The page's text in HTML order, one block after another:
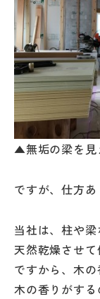
▲無垢の梁を見
ですが、仕方あ
当社は、柱や
天然乾燥させて
ですから、木の
木の香りがす